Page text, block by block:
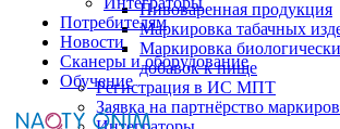
Потребителям
Новости
Сканеры и оборудование
Обучение
Пивоваренная продукция
Маркировка табачных
Маркировка
добавок к пище
Регистрация в ИС МПТ
Заявка на партнёрство